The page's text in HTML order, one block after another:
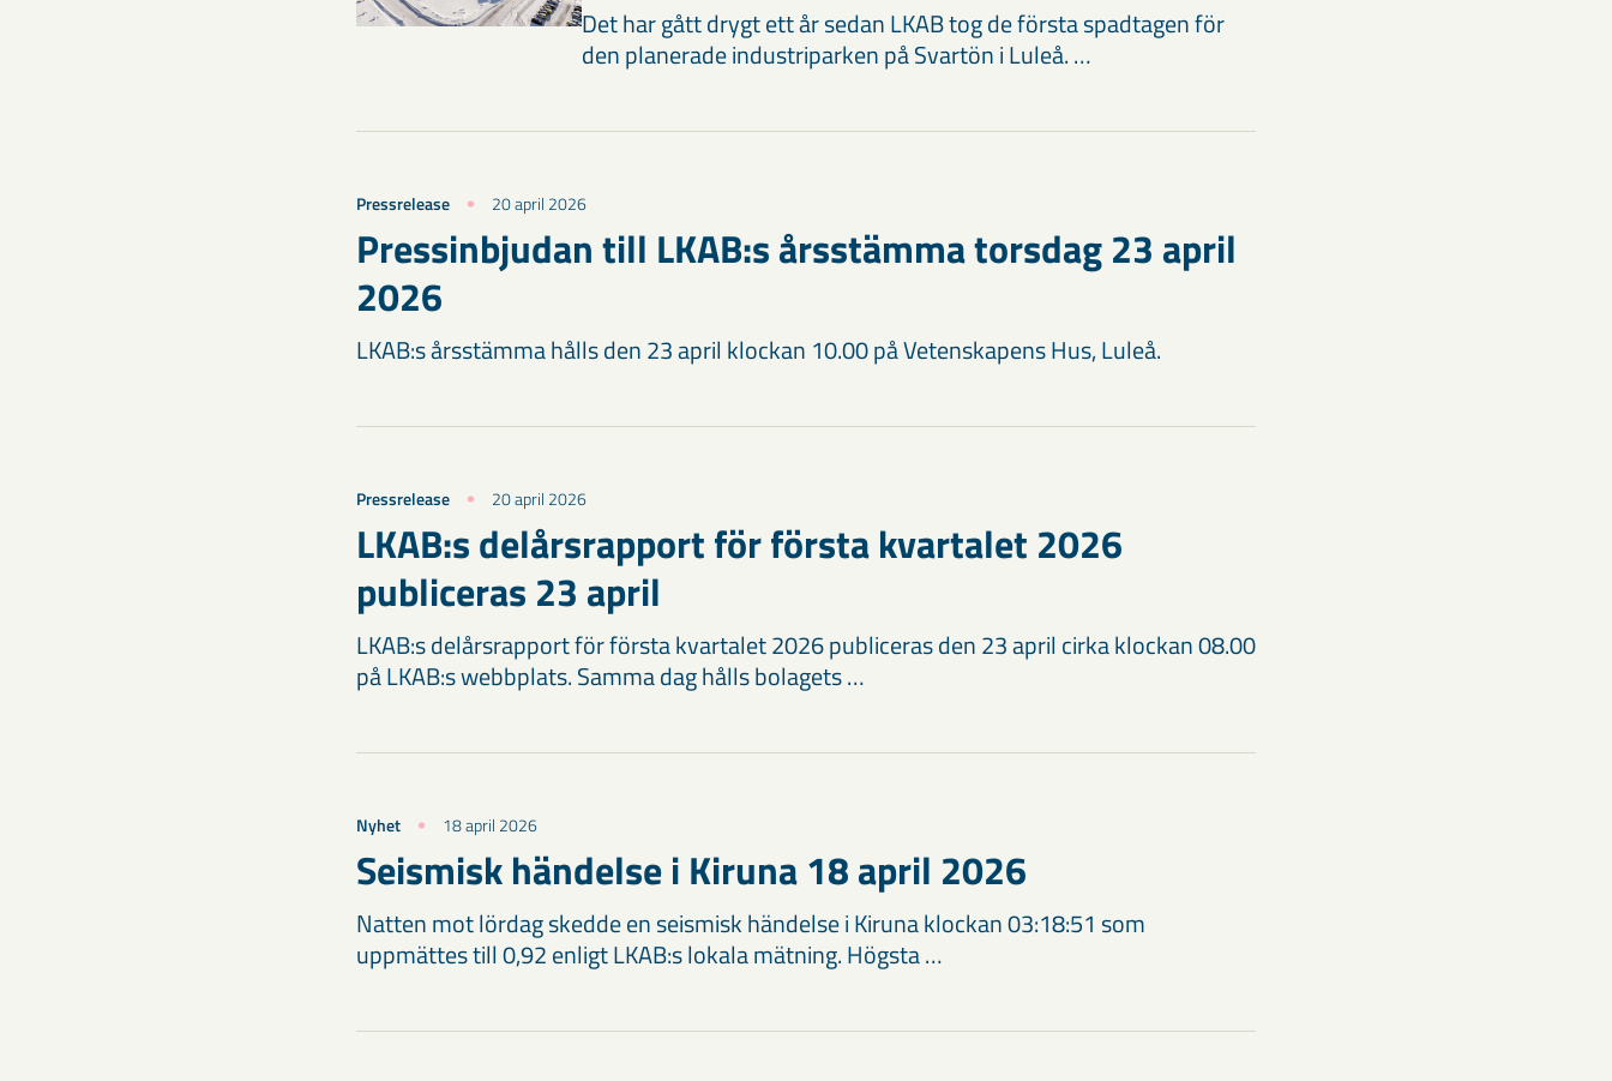
Det har gått drygt ett år sedan LKAB tog de första spadtagen för
den planerade industriparken på Svartön i Luleå. …
Pressrelease 20 april 2026
Pressinbjudan till LKAB:s årsstämma torsdag 23 april
2026
LKAB:s årsstämma hålls den 23 april klockan 10.00 på Vetenskapens Hus, Luleå.
Pressrelease 20 april 2026
LKAB:s delårsrapport för första kvartalet 2026
publiceras 23 april
LKAB:s delårsrapport för första kvartalet 2026 publiceras den 23 april cirka klockan 08.00
på LKAB:s webbplats. Samma dag hålls bolagets …
Nyhet 18 april 2026
Seismisk händelse i Kiruna 18 april 2026
Natten mot lördag skedde en seismisk händelse i Kiruna klockan 03:18:51 som
uppmättes till 0,92 enligt LKAB:s lokala mätning. Högsta …